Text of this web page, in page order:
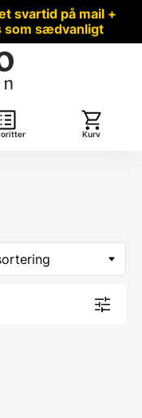
svartid på mail +
som sædvanligt
Kurv